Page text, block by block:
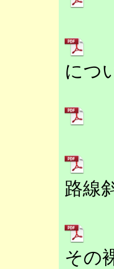
につ
路線
その